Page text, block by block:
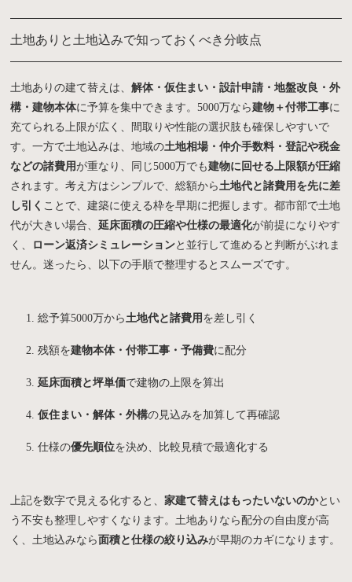
土地ありと土地込みで知っておくべき分岐点
土地ありの建て替えは、解体・仮住まい・設計申請・地盤改良・外
構・建物本体に予算を集中できます。5000万なら建物＋付帯工事に
充てられる上限が広く、間取りや性能の選択肢も確保しやすいで
す。一方で土地込みは、地域の土地相場・仲介手数料・登記や税金
などの諸費用が重なり、同じ5000万でも建物に回せる上限額が圧縮
されます。考え方はシンプルで、総額から土地代と諸費用を先に差
し引く ことで、建築に使える枠を早期に把握します。都市部で土地
代が大きい場合、延床面積の圧縮や仕様の最適化が前提になりやす
く、
ローン返済シミュレーションと並行して進めると判断がぶれま
せん。迷ったら、以下の手順で整理するとスムーズです。
総予算5000万から土地代と諸費用を差し引く
残額を建物本体・付帯工事・予備費に配分
延床面積と坪単価で建物の上限を算出
仮住まい・解体・外構の見込みを加算して再確認
仕様の優先順位を決め、比較見積で最適化する
上記を数字で見える化すると、家建て替えはもったいないのかとい
う不安も整理しやすくなります。土地ありなら配分の自由度が高
く、土地込みなら 面積と仕様の絞り込みが早期のカギになります。